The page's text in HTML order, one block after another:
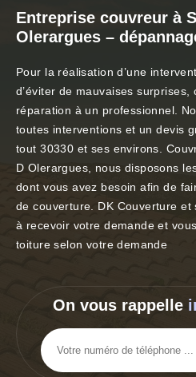
Entreprise couvreur à
Olerargues –
Pour la réalisation d’une
d’éviter de mauvaises
réparation à un professionnel.
toutes interventions et un devis
tout 30330 et ses environs.
D Olerargues, nous disposons
dont vous avez besoin afin de
de couverture. DK Couverture
à recevoir votre demande et
toiture selon votre demande
On vous rappelle